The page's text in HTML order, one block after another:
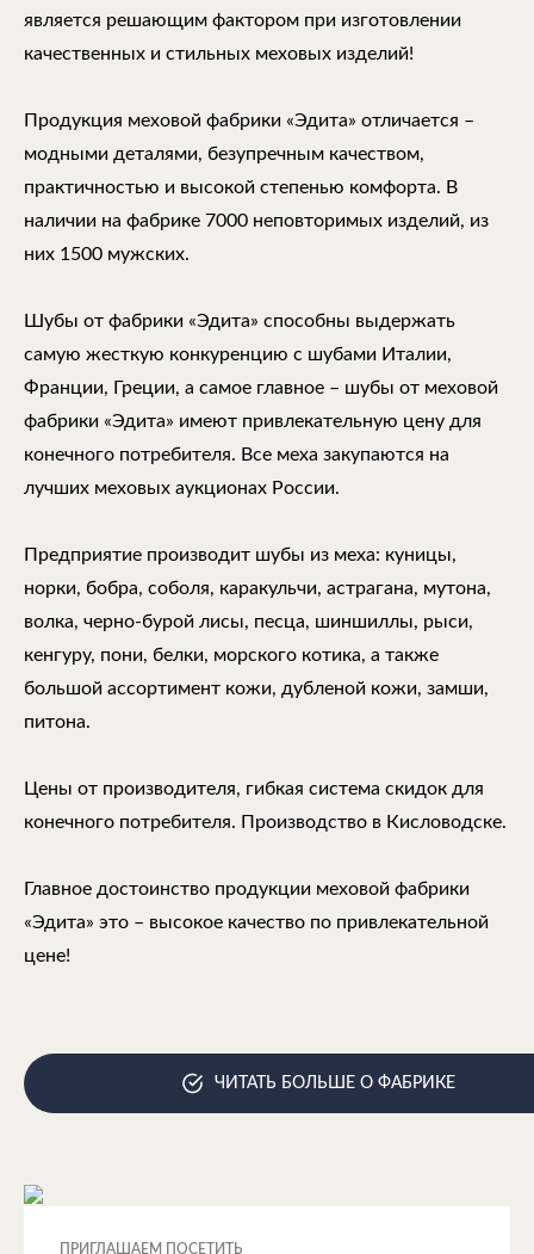
является решающим фактором при изготовлении
качественных и стильных меховых изделий!
Продукция меховой фабрики «Эдита» отличается –
модными деталями, безупречным качеством,
практичностью и высокой степенью комфорта. В
наличии на фабрике 7000 неповторимых изделий, из
них 1500 мужских.
Шубы от фабрики «Эдита» способны выдержать
самую жесткую конкуренцию с шубами Италии,
Франции, Греции, а самое главное – шубы от меховой
фабрики «Эдита» имеют привлекательную цену для
конечного потребителя. Все меха закупаются на
лучших меховых аукционах России.
Предприятие производит шубы из меха: куницы,
норки, бобра, соболя, каракульчи, астрагана, мутона,
волка, черно-бурой лисы, песца, шиншиллы, рыси,
кенгуру, пони, белки, морского котика, а также
большой ассортимент кожи, дубленой кожи, замши,
питона.
Цены от производителя, гибкая система скидок для
конечного потребителя. Производство в Кисловодске.
Главное достоинство продукции меховой фабрики
«Эдита» это – высокое качество по привлекательной
цене!
ЧИТАТЬ БОЛЬШЕ О ФАБРИКЕ
ПРИГЛАШАЕМ ПОСЕТИТЬ